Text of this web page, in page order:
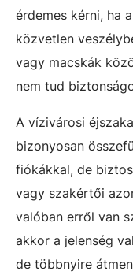
érdemes kérni, ha
közvetlen
vagy macskák
nem tud
A vízivárosi
bizonyosan
fiókákkal, de
vagy szakértői
valóban erről van
akkor a jelenség
de többnyire